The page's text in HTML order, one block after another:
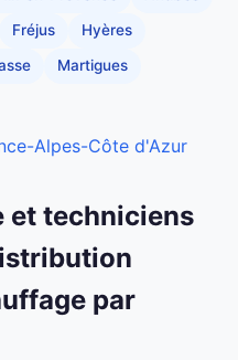
Fréjus Hyères
Martigues
Alpes-Côte d'Azur
et techniciens
par